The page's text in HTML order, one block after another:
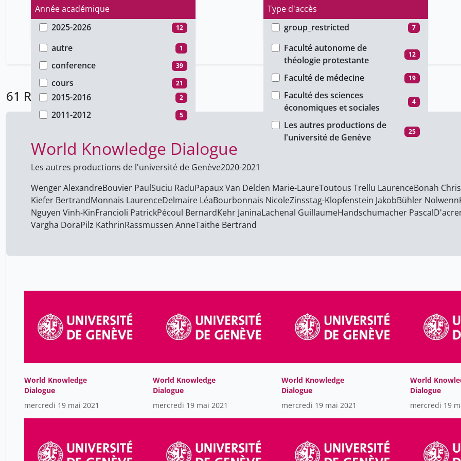
Année académique
2025-2026
12
2024-2025 7
2022-2023 10
2020-2021 25
2015-2016 2
2011-2012 5
Type d'accès
group_restricted
7
ho_restricted
public 42
Type de document
autre
1
conference 39
cours 21
Faculté
Faculté autonome de
théologie protestante
12
Faculté de médecine 19
Faculté des sciences
économiques et sociales
4
Les autres productions de
l'université de Genève
25
61 Résultats
World Knowledge Dialogue
Les autres productions de l'université de Genève2020-2021
Wenger AlexandreBouvier PaulSuciu RaduPapaux Van Delden Marie-LaureToutous Trellu LaurenceBonah
Kiefer BertrandMonnais LaurenceDelmaire LéaBourbonnais NicoleZinsstag-Klopfenstein JakobBühler Nolwenn
Nguyen Vinh-KinFrancioli PatrickPécoul BernardKehr JaninaLachenal GuillaumeHandschumacher Pascal
Vargha DoraPilz KathrinRassmussen AnneTaithe Bertrand
World Knowledge
Dialogue
mercredi 19 mai 2021
World Knowledge
Dialogue
mercredi 19 mai 2021
World Knowledge
Dialogue
mercredi 19 mai 2021
World
Dialogue
mercredi 19